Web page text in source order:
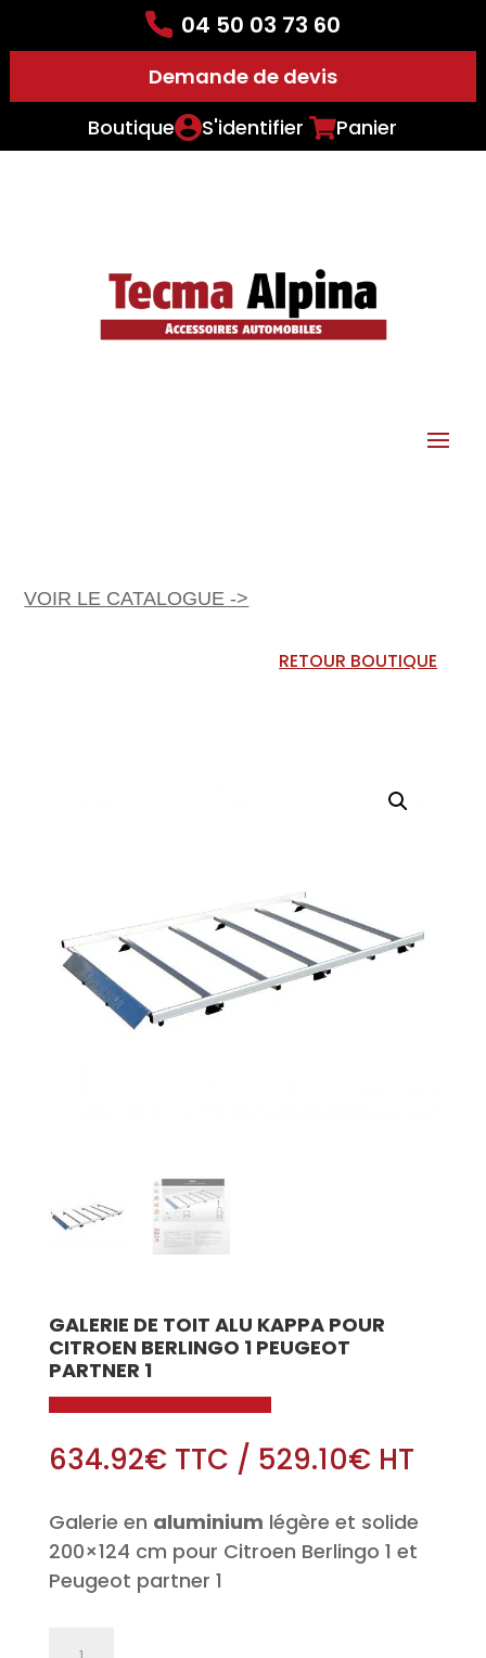
04 50 03 73 60
Demande de devis
Boutique
S'identifier Panier
VOIR LE CATALOGUE ->
RETOUR BOUTIQUE
GALERIE DE TOIT ALU KAPPA POUR
CITROEN BERLINGO 1 PEUGEOT
PARTNER 1
634.92€TTC / 529.10€HT
Galerie en aluminium légère et solide
200×124 cm pour Citroen Berlingo 1 et
Peugeot partner 1